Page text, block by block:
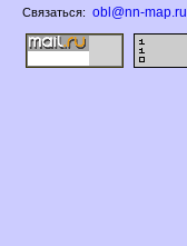
Связаться: obl@nn-map.ru